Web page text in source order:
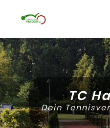
TC
Dein